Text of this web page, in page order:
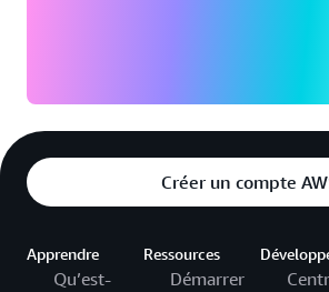
Créer un compte
Apprendre
Qu’est-
Ressources
Démarrer